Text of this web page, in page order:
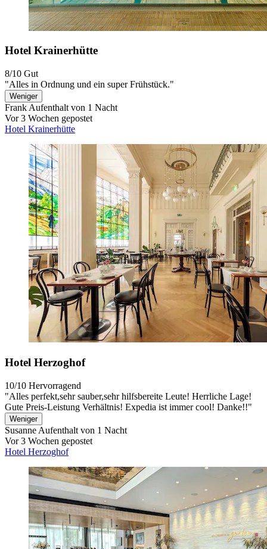
Hotel Krainerhütte
8/10 Gut
"Alles in Ordnung und ein super Frühstück."
Weniger
Frank Aufenthalt von 1 Nacht
Vor 3 Wochen gepostet
Hotel Krainerhütte
Hotel Herzoghof
10/10 Hervorragend
"Alles perfekt,sehr sauber,sehr hilfsbereite Leute! Herrliche Lage!
Gute Preis-Leistung Verhältnis! Expedia ist immer cool! Danke!!"
Weniger
Susanne Aufenthalt von 1 Nacht
Vor 3 Wochen gepostet
Hotel Herzoghof